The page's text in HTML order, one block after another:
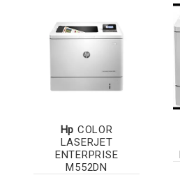
Hp COLOR
LASERJET
ENTERPRISE
M552DN